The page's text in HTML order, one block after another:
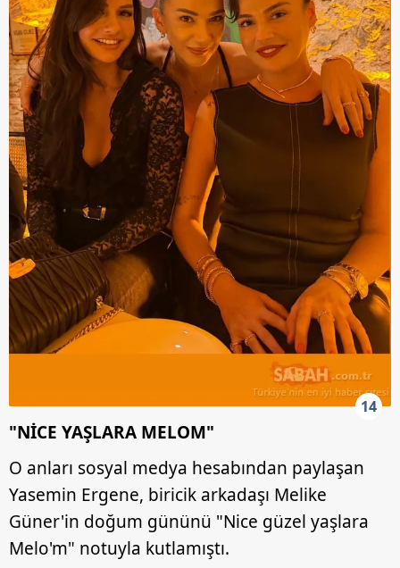
14
"NİCE YAŞLARA MELOM"
O anları sosyal medya hesabından paylaşan
Yasemin Ergene, biricik arkadaşı Melike
Güner'in doğum gününü "Nice güzel yaşlara
Melo'm" notuyla kutlamıştı.